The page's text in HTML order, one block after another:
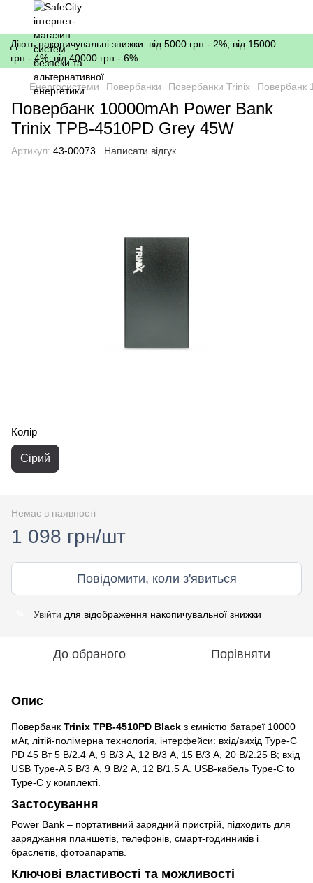
Діють накопичувальні знижки: від 5000 грн - 2%, від 15000
грн - 4%, від 40000 грн - 6%
Енергосистеми Повербанки Повербанки Trinix Повербанк
Повербанк 10000mAh Power Bank
Trinix TPB-4510PD Grey 45W
Артикул: 43-00073 Написати відгук
Колір
Сірий
Немає в наявності
1 098 грн/шт
Повідомити, коли з'явиться
Увійти для відображення накопичувальної знижки
До обраного Порівняти
Опис
Повербанк Trinix TPB-4510PD Black з ємністю батареї 10000
мАг, літій-полімерна технологія, інтерфейси: вхід/вихід Type-C
PD 45 Вт 5 В/2.4 А, 9 В/3 А, 12 В/3 А, 15 В/3 А, 20 В/2.25 В; вхід
USB Type-A 5 В/3 А, 9 В/2 А, 12 В/1.5 А. USB-кабель Type-C to
Type-C у комплекті.
Застосування
Power Bank – портативний зарядний пристрій, підходить для
заряджання планшетів, телефонів, смарт-годинників і
браслетів, фотоапаратів.
Ключові властивості та можливості